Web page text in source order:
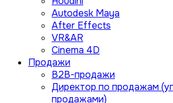
Autodesk Maya
After Effects
VR&AR
Cinema 4D
Продажи
B2B-продажи
Директор по продажам
продажами)